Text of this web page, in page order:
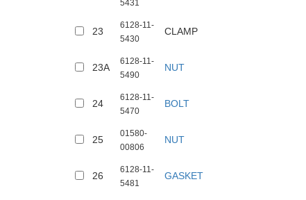
5431
23
6128-11-
5430
CLAMP
23A
6128-11-
5490
NUT
24
6128-11-
5470
BOLT
25
01580-
00806
NUT
26
6128-11-
5481
GASKET